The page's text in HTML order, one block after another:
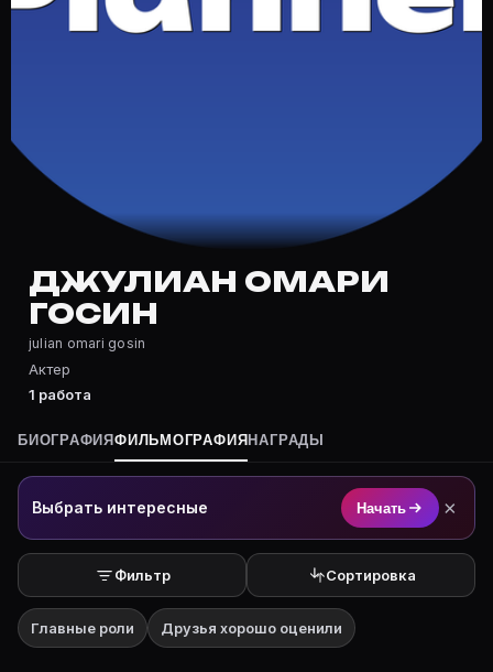
Частые вопросы о Джулиан Омари
Полный список — на Movie Planner: https://movie-
Кто такой(ая) Джулиан Омари Госин?
Джулиан Омари Госин — Актер. Биография и роли
Где открыть фильмографию Джулиан Омари Госин?
На Movie Planner: https://movie-planner.ru/s/
ДЖУЛИАН ОМАРИ
ГОСИН
julian omari gosin
Актер
1 работа
БИОГРАФИЯФИЛЬМОГРАФИЯ НАГРАДЫ
Выбрать интересные Начать ×
Фильтр Сортировка
Главные роли Друзья хорошо оценили